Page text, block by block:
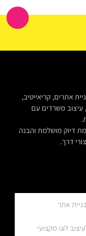
אתרים, קריאייטיב,
עיצוב משרדים עם
דיוק מושלמת והבנה
דרך.
אתר
לוגו מקצועי